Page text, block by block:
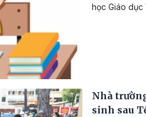
học Giáo dục
Nhà
sinh sau